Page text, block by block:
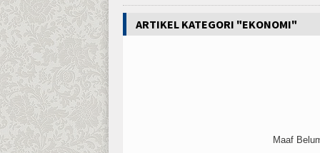
ARTIKEL KATEGORI "EKONOMI"
Maaf